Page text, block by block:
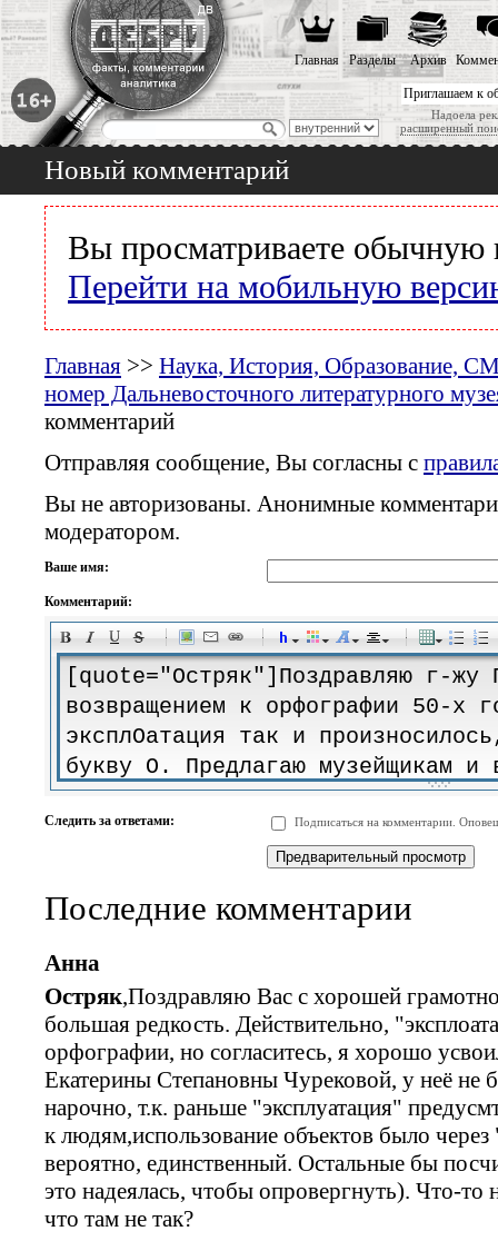
Приглашаем к
Надоела
расширенный
Главная Разделы Архив
Новый комментарий
Вы просматриваете обычную
Перейти на мобильную
Главная >> Наука, История, Образование,
номер Дальневосточного литературного
комментарий
Отправляя сообщение, Вы согласны с
Вы не авторизованы. Анонимные
модератором.
Ваше имя:
Комментарий:
-
-
-
-
-
-
-
-
-
-
-
-
-
-
-
-
-
-
-
-
-
-
-
-
Следить за ответами: Подписаться на комментарии.
Последние комментарии
Анна
Остряк,Поздравляю Вас с хорошей
большая редкость. Действительно,
орфографии, но согласитесь, я хорошо
Екатерины Степановны Чурековой, у неё не
нарочно, т.к. раньше "эксплуатация"
к людям,использование объектов было
вероятно, единственный. Остальные бы
это надеялась, чтобы опровергнуть). Что-
что там не так?